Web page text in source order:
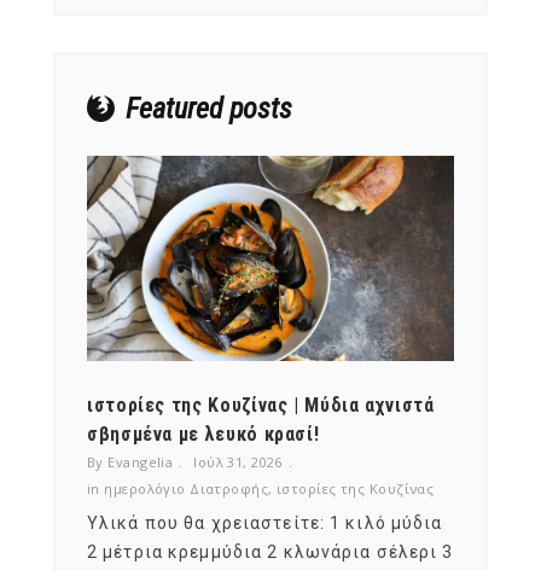
Featured posts
ιστορίες της Κουζίνας | Μύδια αχνιστά
σβησμένα με λευκό κρασί!
By Evangelia
Ιούλ 31, 2026
in ημερολόγιο Διατροφής, ιστορίες της Κουζίνας
Υλικά που θα χρειαστείτε: 1 κιλό μύδια
2 μέτρια κρεμμύδια 2 κλωνάρια σέλερι 3